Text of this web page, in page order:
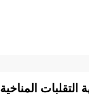
المناخية